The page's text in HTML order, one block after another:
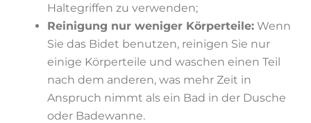
Haltegriffen zu verwenden;
Reinigung nur weniger Körperteile: Wenn
Sie das Bidet benutzen, reinigen Sie nur
einige Körperteile und waschen einen Teil
nach dem anderen, was mehr Zeit in
Anspruch nimmt als ein Bad in der Dusche
oder Badewanne.